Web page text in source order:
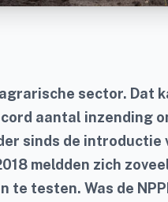
sector. Dat
aantal inzending
sinds de introductie
meldden zich
te testen. Was de